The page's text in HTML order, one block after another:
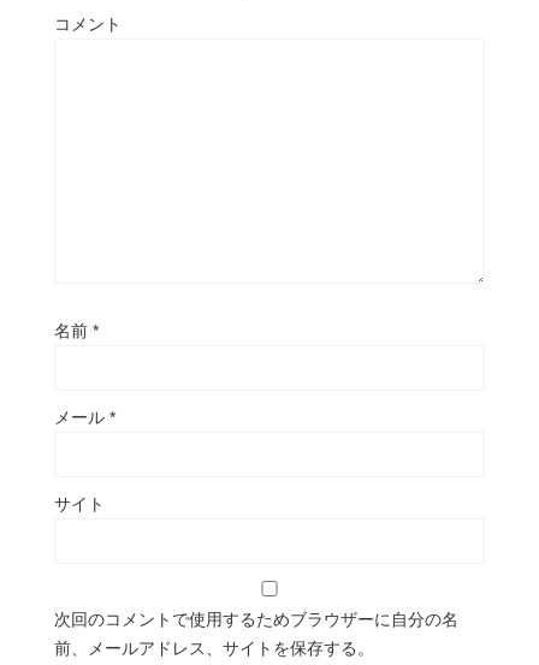
コメント
名前 *
メール *
サイト
次回のコメントで使用するためブラウザーに自分の名
前、メールアドレス、サイトを保存する。